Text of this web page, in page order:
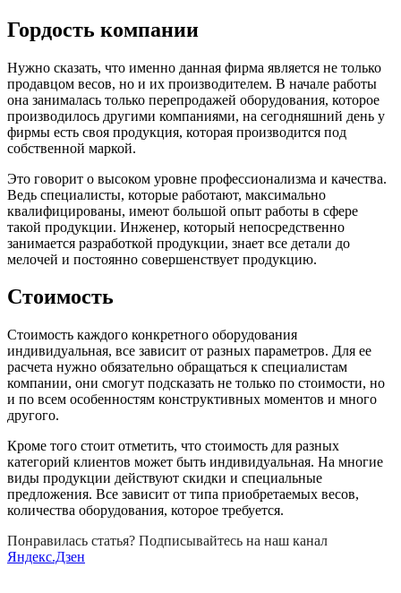
Гордость компании
Нужно сказать, что именно данная фирма является не только
продавцом весов, но и их производителем. В начале работы
она занималась только перепродажей оборудования, которое
производилось другими компаниями, на сегодняшний день у
фирмы есть своя продукция, которая производится под
собственной маркой.
Это говорит о высоком уровне профессионализма и качества.
Ведь специалисты, которые работают, максимально
квалифицированы, имеют большой опыт работы в сфере
такой продукции. Инженер, который непосредственно
занимается разработкой продукции, знает все детали до
мелочей и постоянно совершенствует продукцию.
Стоимость
Стоимость каждого конкретного оборудования
индивидуальная, все зависит от разных параметров. Для ее
расчета нужно обязательно обращаться к специалистам
компании, они смогут подсказать не только по стоимости, но
и по всем особенностям конструктивных моментов и много
другого.
Кроме того стоит отметить, что стоимость для разных
категорий клиентов может быть индивидуальная. На многие
виды продукции действуют скидки и специальные
предложения. Все зависит от типа приобретаемых весов,
количества оборудования, которое требуется.
Понравилась статья? Подписывайтесь на наш канал
Яндекс.Дзен